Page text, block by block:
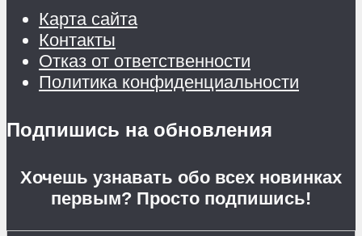
Карта сайта
Контакты
Отказ от ответственности
Политика конфиденциальности
Подпишись на обновления
Хочешь узнавать обо всех новинках
первым? Просто подпишись!